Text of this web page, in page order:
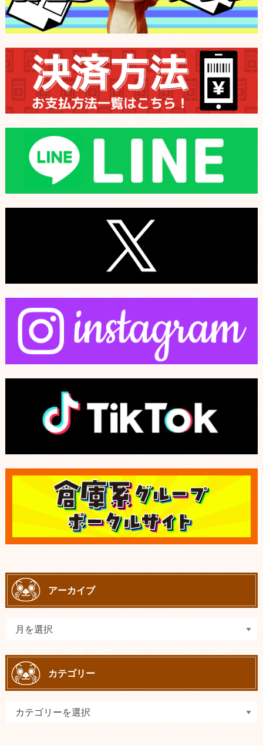
アーカイブ
カテゴリー